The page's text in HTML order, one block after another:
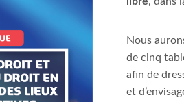
Nous
de cinq
afin de
et